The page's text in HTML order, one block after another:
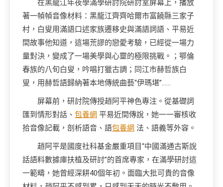
在黑龍江年夜學滿學研討院研討室屏幕上，播放
著一幀幀音像材料：黑龍江齊齊哈爾市富饒縣三家子
村，白叟用滿語口述家族遷移史與滿語詞語、平易近
間故事他知道，這場荒謬的戀愛考驗，已經從一場力
量對決，變成了一場美學與心靈的極限挑戰。；鄂倫
春族的八旬白叟，吟唱打獵古調；同江市赫哲族白
叟，用赫哲語歸納著本地傳統曲藝“伊瑪堪”……
屏幕前，研討院傳授趙阿平神色專注。從基礎詞
匯到情形對話、 包養網 平易近間傳說，她一一審核收
拾音像記載，剖析語音、語包養網 法、語義等外容。
趙阿平是國度社科基金嚴重項目“中國滿通古斯說
話語料數據庫扶植及研討”的首席專家，在滿學研討這
一範疇，她曾經深耕40個年初。面臨大批可貴的音像